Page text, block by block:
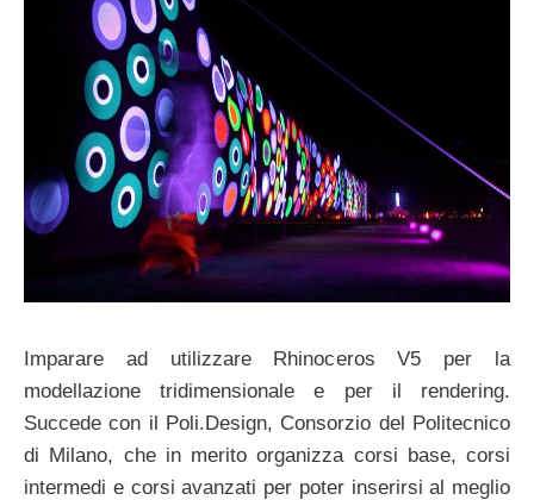
Imparare ad utilizzare Rhinoceros V5 per la
modellazione tridimensionale e per il rendering.
Succede con il Poli.Design, Consorzio del Politecnico
di Milano, che in merito organizza corsi base, corsi
intermedi e corsi avanzati per poter inserirsi al meglio